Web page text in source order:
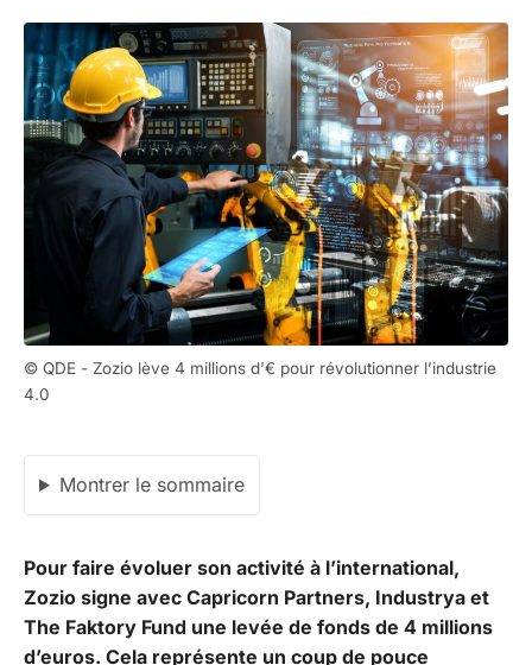
© QDE - Zozio lève 4 millions d’€ pour révolutionner l’industrie
4.0
Montrer le sommaire
Pour faire évoluer son activité à l’international,
Zozio signe avec Capricorn Partners, Industrya et
The Faktory Fund une levée de fonds de 4 millions
d’euros. Cela représente un coup de pouce